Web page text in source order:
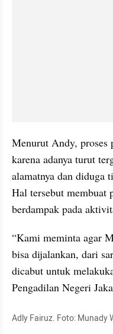
Menurut Andy, proses
karena adanya turut
alamatnya dan diduga
Hal tersebut membuat
berdampak pada
“Kami meminta agar
bisa dijalankan, dari
dicabut untuk
Pengadilan Negeri
Adly Fairuz. Foto: Munady